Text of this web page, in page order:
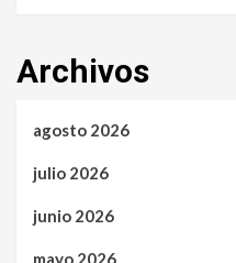
Archivos
agosto 2026
julio 2026
junio 2026
mayo 2026